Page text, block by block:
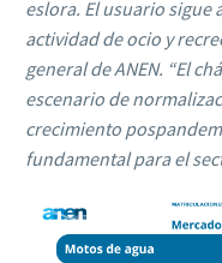
eslora. El usuario
actividad de ocio y
general de ANEN. “El
escenario de
crecimiento
fundamental para el